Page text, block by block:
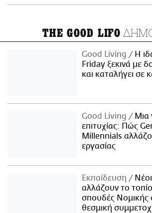
THE GOOD LIFO
Good Living
Η
Friday ξεκινά με
και καταλήγει σε
Good Living
Μια
επιτυχίας: Πώς
Millennials
εργασίας
Εκπαίδευση
Νέοι
αλλάζουν το
σπουδές Νομικής
θεσμική